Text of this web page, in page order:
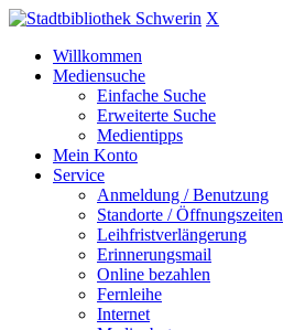
X
Willkommen
Mediensuche
Einfache Suche
Erweiterte Suche
Medientipps
Mein Konto
Service
Anmeldung / Benutzung
Standorte / Öffnungszeiten
Leihfristverlängerung
Erinnerungsmail
Online bezahlen
Fernleihe
Internet